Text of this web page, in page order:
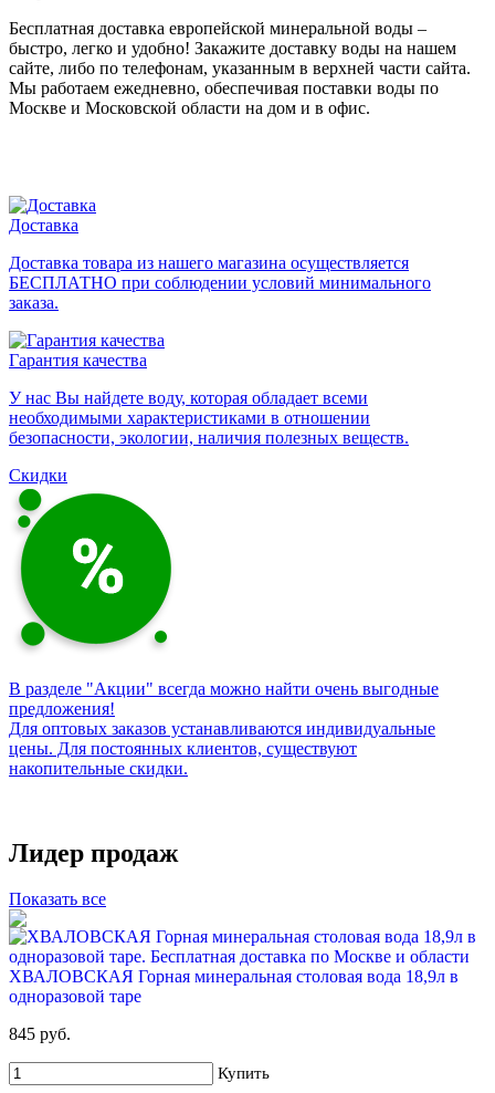
Бесплатная доставка европейской минеральной воды –
быстро, легко и удобно! Закажите доставку воды на нашем
сайте, либо по телефонам, указанным в верхней части сайта.
Мы работаем ежедневно, обеспечивая поставки воды по
Москве и Московской области на дом и в офис.
Доставка
Доставка товара из нашего магазина осуществляется
БЕСПЛАТНО при соблюдении условий минимального
заказа.
Гарантия качества
У нас Вы найдете воду, которая обладает всеми
необходимыми характеристиками в отношении
безопасности, экологии, наличия полезных веществ.
Скидки
В разделе "Акции" всегда можно найти очень выгодные
предложения!
Для оптовых заказов устанавливаются индивидуальные
цены. Для постоянных клиентов, существуют
накопительные скидки.
Лидер продаж
Показать все
ХВАЛОВСКАЯ Горная минеральная столовая вода 18,9л в
одноразовой таре
845 руб.
Купить